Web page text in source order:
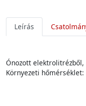
Leírás
Ónozott elektrolitrézből,
Környezeti hőmérséklet: